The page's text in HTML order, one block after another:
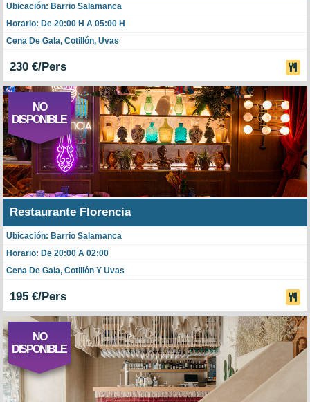
Ubicación: Barrio Salamanca
Horario: De 20:00 H A 05:00 H
Cena De Gala, Cotillón, Uvas
230 €/Pers
NO
DISPONIBLE
Restaurante Florencia
Ubicación: Barrio Salamanca
Horario: De 20:00 A 02:00
Cena De Gala, Cotillón Y Uvas
195 €/Pers
NO
DISPONIBLE